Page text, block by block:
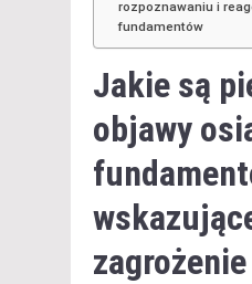
rozpoznawaniu i
fundamentów
Jakie są
objawy